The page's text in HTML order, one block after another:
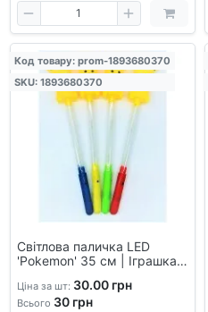
Світлова паличка LED
'Pokemon' 35 см | Іграшка-
світлом для вечірок та ігор
Код товару: prom-1893680370
SKU: 1893680370
Ціна за шт: 30.00 грн
Всього 30грн